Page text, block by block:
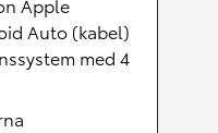
Apple
Auto (kabel)
med 4